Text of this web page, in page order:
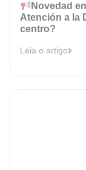
Novedad
Atención a la
centro?
Leia o artigo